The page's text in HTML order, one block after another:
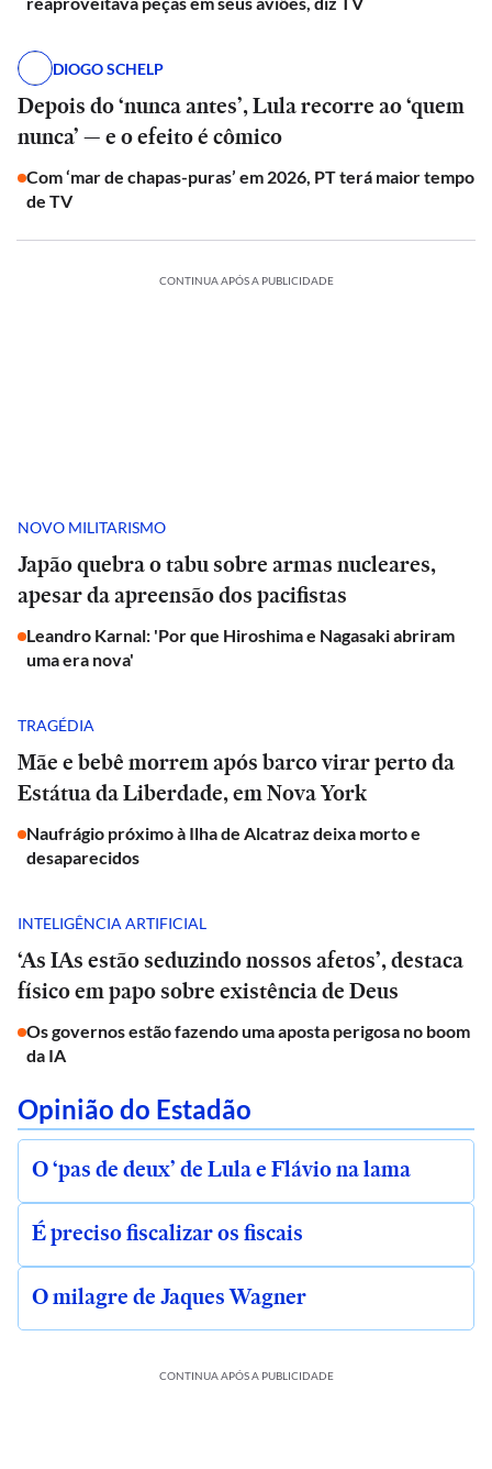
DIOGO SCHELP
Depois do ‘nunca antes’, Lula recorre ao ‘quem
nunca’ — e o efeito é cômico
Com ‘mar de chapas-puras’ em 2026, PT terá maior tempo
de TV
CONTINUA APÓS A PUBLICIDADE
NOVO MILITARISMO
Japão quebra o tabu sobre armas nucleares,
apesar da apreensão dos pacifistas
Leandro Karnal: 'Por que Hiroshima e Nagasaki abriram
uma era nova'
TRAGÉDIA
Mãe e bebê morrem após barco virar perto da
Estátua da Liberdade, em Nova York
Naufrágio próximo à Ilha de Alcatraz deixa morto e
desaparecidos
INTELIGÊNCIA ARTIFICIAL
‘As IAs estão seduzindo nossos afetos’, destaca
físico em papo sobre existência de Deus
Os governos estão fazendo uma aposta perigosa no boom
da IA
Opinião do Estadão
O ‘pas de deux’ de Lula e Flávio na lama
É preciso fiscalizar os fiscais
O milagre de Jaques Wagner
CONTINUA APÓS A PUBLICIDADE